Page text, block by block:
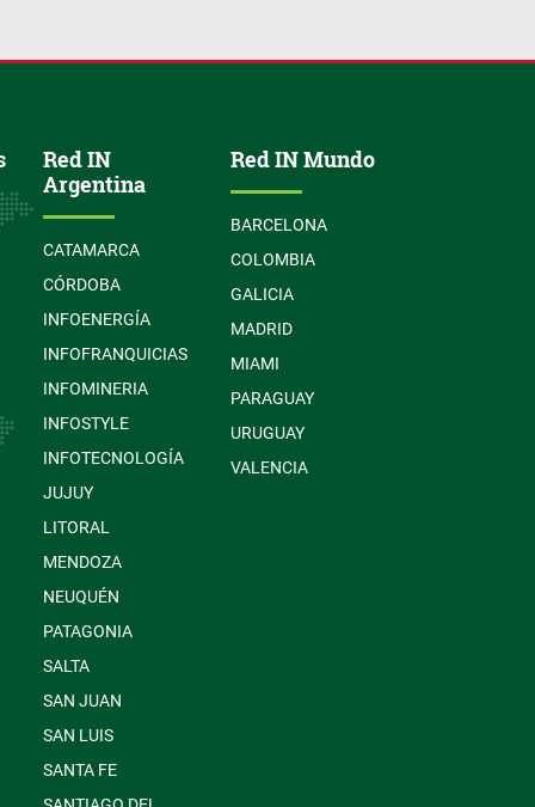
Red IN
Argentina
CATAMARCA
CÓRDOBA
INFOENERGÍA
INFOFRANQUICIAS
INFOMINERIA
INFOSTYLE
INFOTECNOLOGÍA
JUJUY
LITORAL
MENDOZA
NEUQUÉN
PATAGONIA
SALTA
SAN JUAN
SAN LUIS
SANTA FE
Red IN Mundo
BARCELONA
COLOMBIA
GALICIA
MADRID
MIAMI
PARAGUAY
URUGUAY
VALENCIA